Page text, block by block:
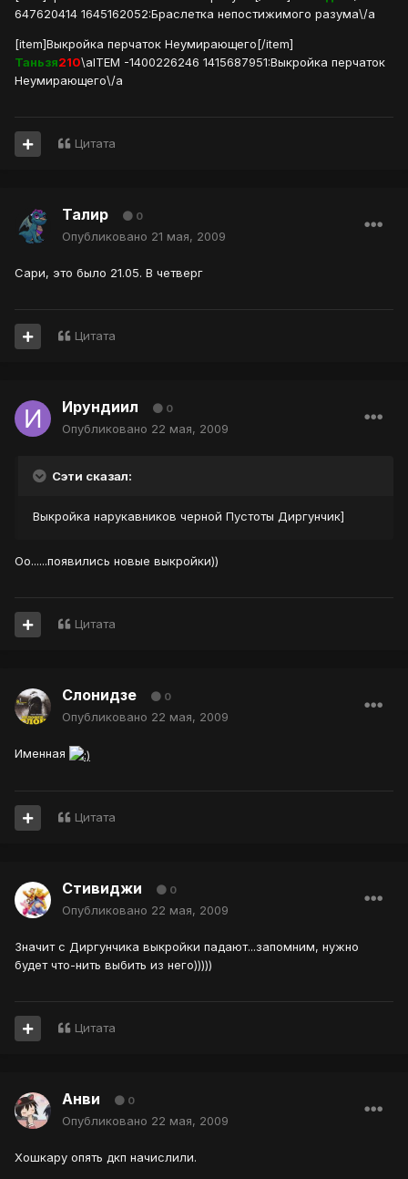
647620414 1645162052:Браслетка непостижимого разума\/a
[item]Выкройка перчаток Неумирающего[/item]
Таньзя210\aITEM -1400226246 1415687951:Выкройка перчаток
Неумирающего\/a
Цитата
Талир 0
Опубликовано 21 мая, 2009
Сари, это было 21.05. В четверг
Цитата
Ирундиил 0
Опубликовано 22 мая, 2009
Сэти сказал:
Выкройка нарукавников черной Пустоты Диргунчик]
Оо......появились новые выкройки))
Цитата
Слонидзе 0
Опубликовано 22 мая, 2009
Именная
Цитата
Стивиджи 0
Опубликовано 22 мая, 2009
Значит с Диргунчика выкройки падают...запомним, нужно
будет что-нить выбить из него)))))
Цитата
Анви 0
Опубликовано 22 мая, 2009
Хошкару опять дкп начислили.